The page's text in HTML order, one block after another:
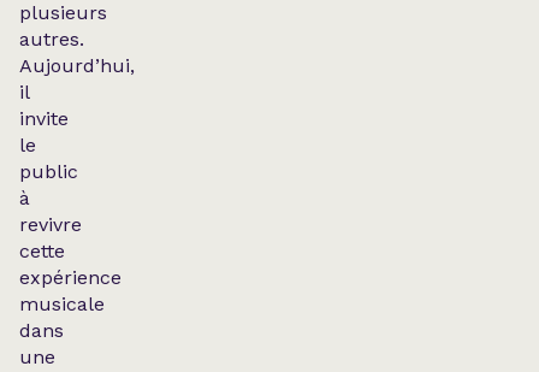
plusieurs
autres.
Aujourd’hui,
il
invite
le
public
à
revivre
cette
expérience
musicale
dans
une